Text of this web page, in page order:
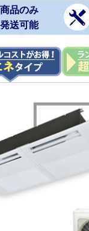
商品のみ
発送可能